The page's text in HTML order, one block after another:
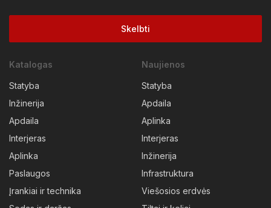
Skelbti
Katalogas
Statyba
Inžinerija
Apdaila
Interjeras
Aplinka
Paslaugos
Įrankiai ir technika
Naujienos
Statyba
Apdaila
Aplinka
Interjeras
Inžinerija
Infrastruktura
Viešosios erdvės